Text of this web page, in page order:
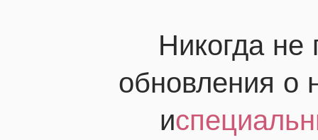
Никогда не
обновления о
и